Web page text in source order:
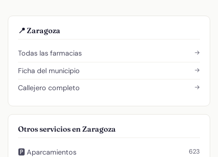
📍 Zaragoza
Todas las farmacias →
Ficha del municipio →
Callejero completo →
Otros servicios en Zaragoza
🅿️ Aparcamientos 623